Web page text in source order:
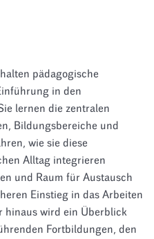
pädagogische
in den
lernen die zentralen
Bildungsbereiche und
wie sie diese
Alltag integrieren
und Raum für Austausch
Einstieg in das Arbeiten
hinaus wird ein Überblick
Fortbildungen, den